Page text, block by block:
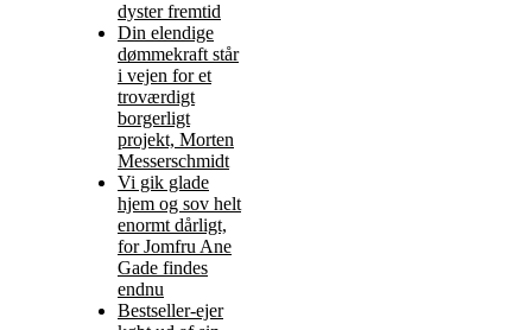
dyster fremtid
Din elendige
dømmekraft står
i vejen for et
troværdigt
borgerligt
projekt, Morten
Messerschmidt
Vi gik glade
hjem og sov helt
enormt dårligt,
for Jomfru Ane
Gade findes
endnu
Bestseller-ejer